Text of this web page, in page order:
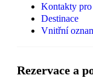
Kontakty pro
Destinace
Vnitřní
Rezervace a